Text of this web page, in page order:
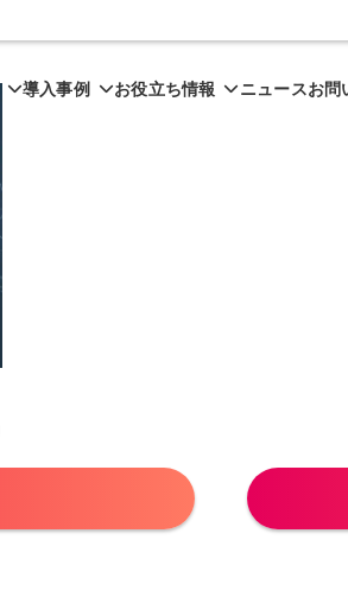
導入事例 お役立ち情報 ニュースお問